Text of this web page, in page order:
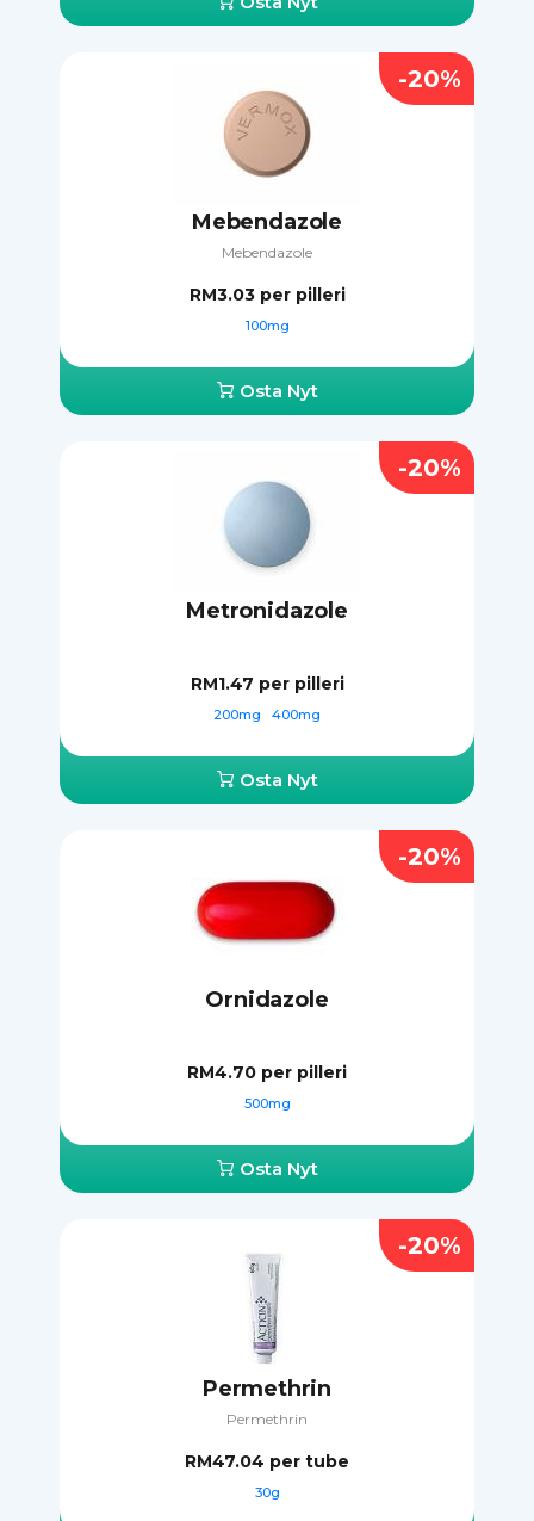
Mebendazole
Mebendazole
RM3.03 per pilleri
100mg
Osta Nyt
-20%
Metronidazole
RM1.47 per pilleri
200mg 400mg
Osta Nyt
-20%
Ornidazole
RM4.70 per pilleri
500mg
Osta Nyt
-20%
Permethrin
Permethrin
RM47.04 per tube
30g
-20%